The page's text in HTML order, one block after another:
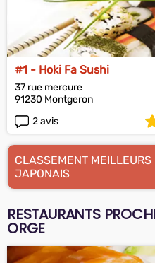
#1 - Hoki Fa Sushi
37 rue mercure
91230 Montgeron
2 avis
CLASSEMENT MEILLEURS
JAPONAIS
RESTAURANTS
ORGE